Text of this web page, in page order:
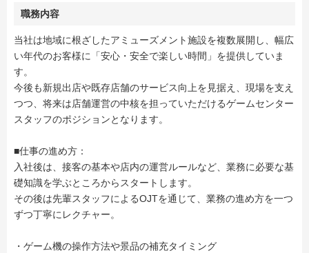
職務内容
当社は地域に根ざしたアミューズメント施設を複数展開し、幅広
い年代のお客様に「安心・安全で楽しい時間」を提供していま
す。
今後も新規出店や既存店舗のサービス向上を見据え、現場を支え
つつ、将来は店舗運営の中核を担っていただけるゲームセンター
スタッフのポジションとなります。
■仕事の進め方：
入社後は、接客の基本や店内の運営ルールなど、業務に必要な基
礎知識を学ぶところからスタートします。
その後は先輩スタッフによるOJTを通じて、業務の進め方を一つ
ずつ丁寧にレクチャー。
・ゲーム機の操作方法や景品の補充タイミング